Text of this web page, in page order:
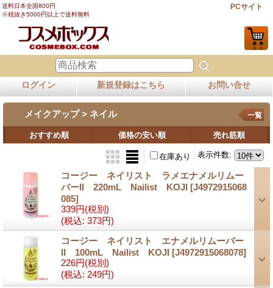
送料日本全国800円
※税抜き5000円以上で送料無料
PCサイト
ログイン 新規登録はこちら お問い合せ
メイクアップ > ネイル 一覧
おすすめ順 価格の安い順 売れ筋順
表示件数:
在庫あり
コージー ネイリスト ラメエナメルリムー
バーII 220mL Nailist KOJI [J4972915068
085]
339円(税別)
(税込: 373円)
コージー ネイリスト エナメルリムーバー
II 100mL Nailist KOJI [J4972915068078]
226円(税別)
(税込: 249円)